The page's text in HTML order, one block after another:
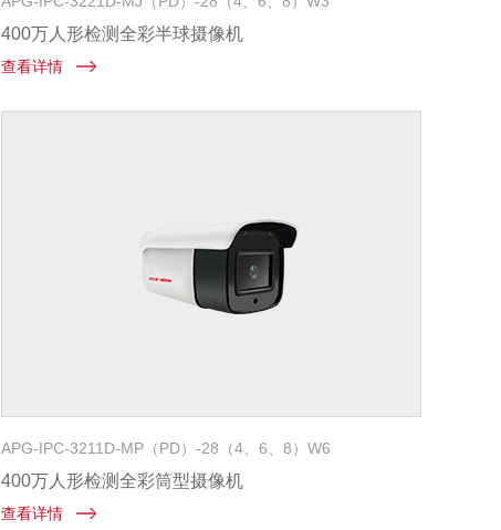
400万人形检测全彩半球摄像机
查看详情
APG-IPC-3211D-MP（PD）-28（4、6、8）W6
400万人形检测全彩筒型摄像机
查看详情